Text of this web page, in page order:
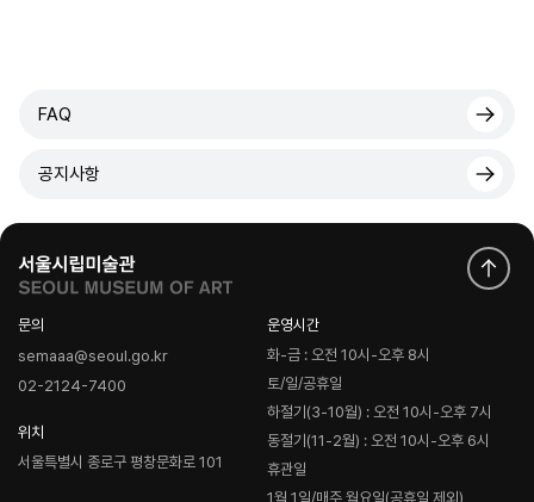
FAQ
공지사항
문의
semaaa@seoul.go.kr
02-2124-7400
위치
서울특별시 종로구 평창문화로 101
운영시간
화-금 : 오전 10시-오후 8시
토/일/공휴일
하절기(3-10월) : 오전 10시-오후 7시
동절기(11-2월) : 오전 10시-오후 6시
휴관일
1월 1일/매주 월요일(공휴일 제외)